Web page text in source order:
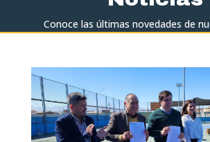
Conoce las últimas novedades de